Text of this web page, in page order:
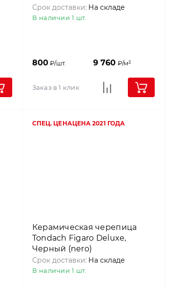
Срок доставки: На складе
В наличии 1 шт.
800₽/шт. 9 760 ₽/м²
Заказ в 1 клик
СПЕЦ. ЦЕНАЦЕНА 2021 ГОДА
Керамическая черепица
Tondach Figaro Deluxe,
Черный (nero)
Срок доставки: На складе
В наличии 1 шт.